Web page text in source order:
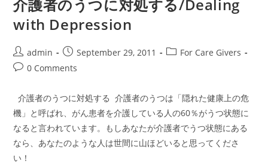
告
知
さ
れ
介護者のうつに対処する/Dealing
with Depression
Post
author:
admin
Post
published:
September 29, 2011
PostFor Care Givers
Post0 Comments
介護者のうつに対処する 介護者のうつは「隠れた健康上の危
機」と呼ばれ、がん患者を介護している人の60％がうつ状態に
なると言われています。もしあなたが介護者でうつ状態にある
なら、あなたのような人は世間に山ほどいると思ってくださ
い！